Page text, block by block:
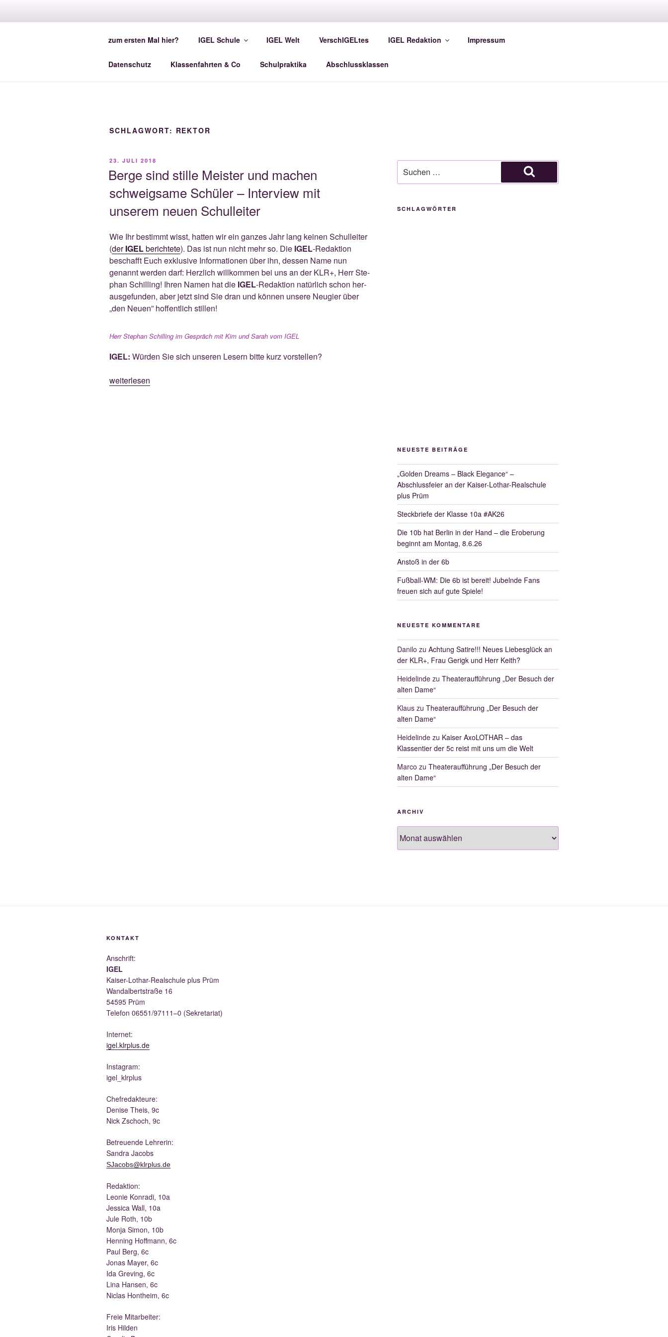
IGEL - DIE SCHÜLERZEITUNG
zum ersten Mal hier? IGEL Schule IGEL Welt VerschIGELtes IGEL Redaktion Impressum
Datenschutz Klassenfahrten & Co Schulpraktika Abschlussklassen
SCHLAGWORT: REKTOR
VERÖFFENTLICHT
23. JULI 2018
Berge sind stille Meister und machen
schweigsame Schüler – Interview mit
unserem neuen Schulleiter
Wie Ihr bestimmt wisst, hat­ten wir ein gan­zes Jahr lang kei­nen Schul­lei­ter
(derIGELberich­te­te). Das ist nun nicht mehr so. Die IGEL-Redak­ti­on
beschafft Euch exklu­si­ve Infor­ma­tio­nen über ihn, des­sen Name nun
genannt wer­den darf: Herz­lich will­kom­men bei uns an der KLR+, Herr Ste­
phan Schil­ling! Ihren Namen hat die IGEL-Redak­ti­on natür­lich schon her­
aus­ge­fun­den, aber jetzt sind Sie dran und kön­nen unse­re Neu­gier über
„den Neu­en” hof­fent­lich stillen!
Herr Ste­phan Schil­ling im Gespräch mit Kim und Sarah vom IGEL
IGEL: Wür­den Sie sich unse­ren Lesern bit­te kurz vor­stel­len?
„Ber­
weiterlesen
nach:
Suchen
SCHLAGWÖRTER
NEUESTE BEITRÄGE
„Golden Dreams – Black Elegance“ –
Abschlussfeier an der Kaiser-Lothar-Realschule
plus Prüm
Steckbriefe der Klasse 10a #AK26
Die 10b hat Berlin in der Hand – die Eroberung
beginnt am Montag, 8.6.26
Anstoß in der 6b
Fußball-WM: Die 6b ist bereit! Jubelnde Fans
freuen sich auf gute Spiele!
NEUESTE KOMMENTARE
Danilo zu Achtung Satire!!! Neues Liebesglück an
der KLR+, Frau Gerigk und Herr Keith?
Heidelindezu Theateraufführung „Der Besuch der
alten Dame“
Klauszu Theateraufführung „Der Besuch der
alten Dame“
Heidelindezu Kaiser AxoLOTHAR – das
Klassentier der 5c reist mit uns um die Welt
Marco zu Theateraufführung „Der Besuch der
alten Dame“
ARCHIV
KONTAKT
Anschrift:
IGEL
Kai­ser-Lothar-Real­schu­le plus Prüm
Wan­dal­bert­stra­ße 16
54595 Prüm
Tele­fon 06551/97111–0 (Sekre­ta­ri­at)
Inter­net:
igel.klrplus.de
Insta­gram:
igel_klrplus
Chef­re­dak­teu­re:
Deni­se Theis, 9c
Nick Zscho­ch, 9c
Betreu­en­de Lehrerin:
San­dra Jacobs
SJacobs@klrplus.de
Redak­ti­on:
Leo­nie Kon­ra­di, 10a
Jes­si­ca Wall, 10a
Jule Roth, 10b
Mon­ja Simon, 10b
Hen­ning Hoff­mann, 6c
Paul Berg, 6c
Jonas May­er, 6c
Ida Gre­ving, 6c
Lina Han­sen, 6c
Nic­las Hont­heim, 6c
Freie Mit­ar­bei­ter:
Iris Hilden